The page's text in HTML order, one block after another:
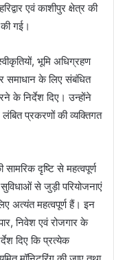
एवं काशीपुर क्षेत्र की
की गई।
भूमि अधिग्रहण
समाधान के लिए संबंधित
के निर्देश दिए। उन्होंने
लंबित प्रकरणों की व्यक्तिगत
सामरिक दृष्टि से महत्वपूर्ण
से जुड़ी परियोजनाएं
अत्यंत महत्वपूर्ण हैं। इन
निवेश एवं रोजगार के
दिए कि प्रत्येक